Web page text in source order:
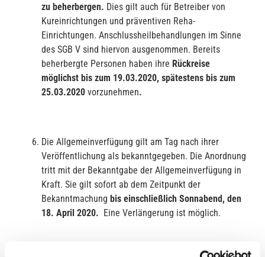
zu beherbergen. Dies gilt auch für Betreiber von
Kureinrichtungen und präventiven Reha-
Einrichtungen. Anschlussheilbehandlungen im Sinne
des SGB V sind hiervon ausgenommen. Bereits
beherbergte Personen haben ihre Rückreise
möglichst bis zum 19.03.2020, spätestens bis zum
25.03.2020 vorzunehmen.
Die Allgemeinverfügung gilt am Tag nach ihrer
Veröffentlichung als bekanntgegeben. Die Anordnung
tritt mit der Bekanntgabe der Allgemeinverfügung in
Kraft. Sie gilt sofort ab dem Zeitpunkt der
Bekanntmachung bis einschließlich Sonnabend, den
18. April 2020. Eine Verlängerung ist möglich.